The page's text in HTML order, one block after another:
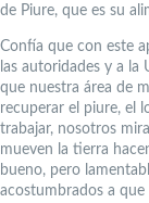
de Piure, que es su
Confía que con este
las autoridades y a
que nuestra área de
recuperar el piure, el
trabajar, nosotros
mueven la tierra
bueno, pero
acostumbrados a